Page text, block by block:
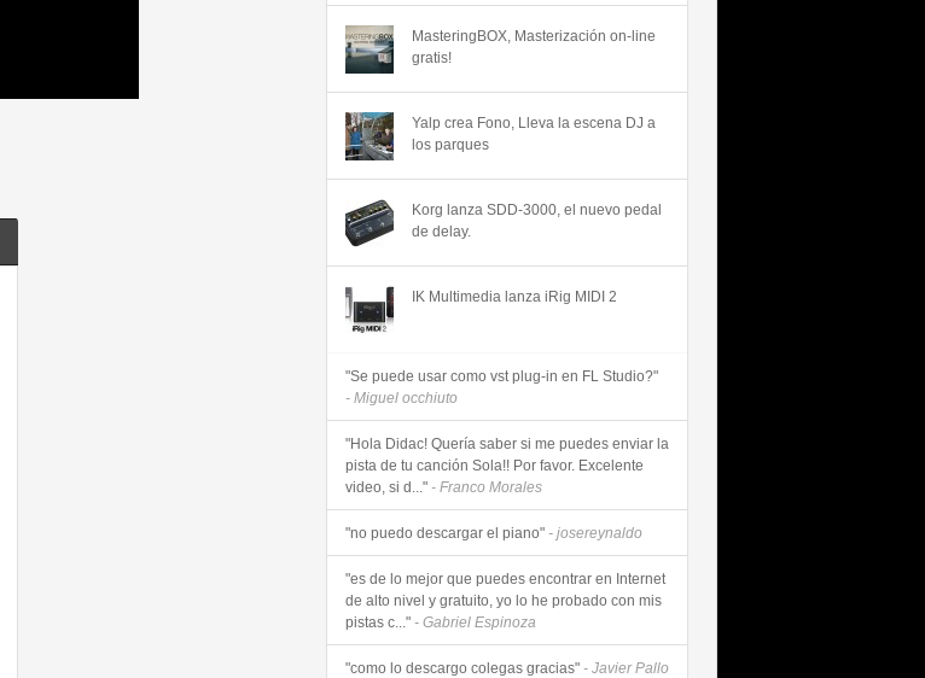
MasteringBOX, Masterización on-line
gratis!
Yalp crea Fono, Lleva la escena DJ a
los parques
Korg lanza SDD-3000, el nuevo pedal
de delay.
IK Multimedia lanza iRig MIDI 2
"Se puede usar como vst plug-in en FL Studio?"
- Miguel occhiuto
"Hola Didac! Quería saber si me puedes enviar la
pista de tu canción Sola!! Por favor. Excelente
video, si d..." - Franco Morales
"no puedo descargar el piano" - josereynaldo
"es de lo mejor que puedes encontrar en Internet
de alto nivel y gratuito, yo lo he probado con mis
pistas c..." - Gabriel Espinoza
"como lo descargo colegas gracias" - Javier Pallo